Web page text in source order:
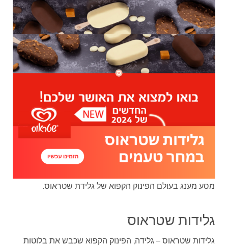
מסע מענג בעולם הפינוק הקפוא של גלידת שטראוס.
גלידות שטראוס
גלידות שטראוס – גלידה, הפינוק הקפוא שכבש את בלוטות